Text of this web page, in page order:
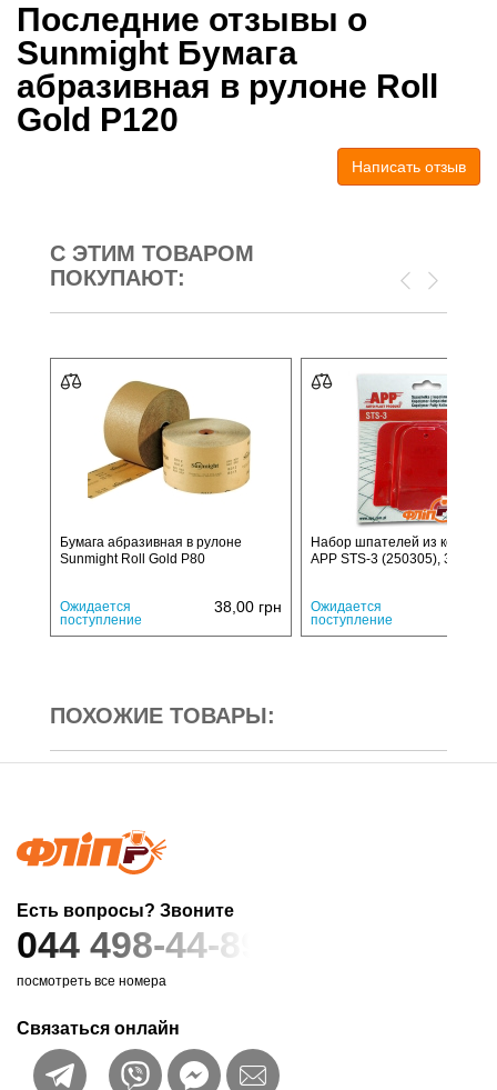
Последние отзывы о
Sunmight Бумага
абразивная в рулоне Roll
Gold P120
Написать отзыв
С ЭТИМ ТОВАРОМ
ПОКУПАЮТ:
Бумага абразивная в рулоне
Sunmight Roll Gold P80
Ожидается
поступление
38,00 грн
Набор шпателей из
APP STS-3 (250305), 3 шт
Ожидается
поступление
ПОХОЖИЕ ТОВАРЫ:
Есть вопросы? Звоните
044 498-44-89
посмотреть все номера
Связаться онлайн